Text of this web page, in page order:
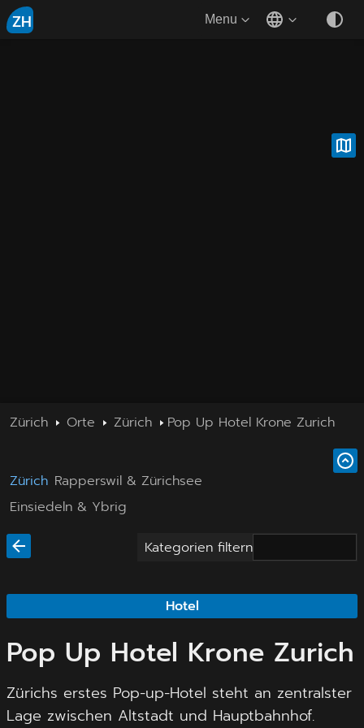
ZH Menu
Zürich Orte Zürich Pop Up Hotel Krone Zurich
Zürich Rapperswil & Zürichsee
Einsiedeln & Ybrig
Kategorien filtern
Hotel
Pop Up Hotel Krone Zurich
Zürichs erstes Pop-up-Hotel steht an zentralster
Lage zwischen Altstadt und Hauptbahnhof.